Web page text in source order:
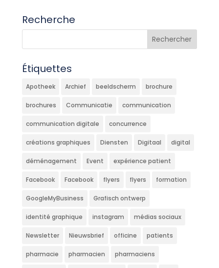
Recherche
Étiquettes
Apotheek Archief beeldscherm brochure
brochures Communicatie communication
communication digitale concurrence
créations graphiques Diensten Digitaal digital
déménagement Event expérience patient
Facebook Facebook flyers flyers formation
GoogleMyBusiness Grafisch ontwerp
identité graphique instagram médias sociaux
Newsletter Nieuwsbrief officine patients
pharmacie pharmacien pharmaciens